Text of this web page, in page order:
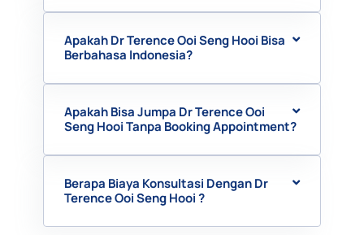
Apakah Dr Terence Ooi Seng Hooi Bisa
Berbahasa Indonesia?
Apakah Bisa Jumpa Dr Terence Ooi
Seng Hooi Tanpa Booking Appointment?
Berapa Biaya Konsultasi Dengan Dr
Terence Ooi Seng Hooi ?